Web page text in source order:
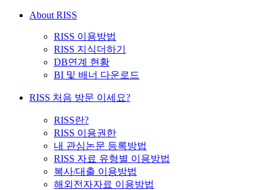
About RISS
RISS 이용방법
RISS 지식더하기
DB연계 현황
BI 및 배너 다운로드
RISS 처음 방문 이세요?
RISS란?
RISS 이용권한
내 관심논문 등록방법
RISS 자료 유형별 이용방법
복사/대출 이용방법
해외전자자료 이용방법